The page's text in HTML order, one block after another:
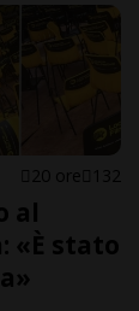
20 ore 132
al
«È stato